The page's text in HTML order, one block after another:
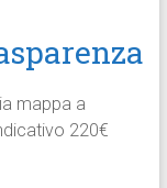
mappa a
220€